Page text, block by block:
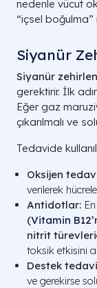
nedenle vücut
“içsel
Siyanür
Siyanür
gerektirir. İlk
Eğer gaz
çıkarılmalı ve
Tedavide
Oksijen
verilerek
Antidotlar:
(Vitamin B12
nitrit türevleri
toksik etkisini
Destek
ve gerekirse